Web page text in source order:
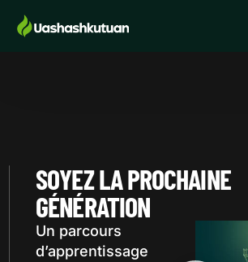
SOYEZ LA PROCHAINE
GÉNÉRATION
Un parcours
d’apprentissage